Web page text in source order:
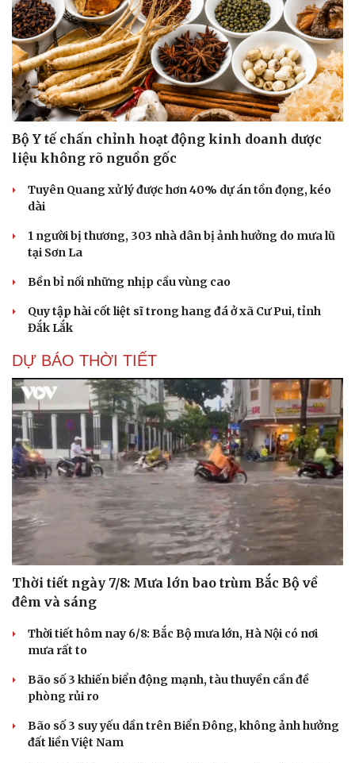
Du lịch
Tư vấn
Săn Tour
check-in
Podcast
Câu chuyện thời sự
Đọc truyện đêm khuya
Cửa sổ tình yêu
Kể chuyện cho bé
Hạt giống tâm hồn
Bộ Y tế chấn chỉnh hoạt động kinh doanh dược
liệu không rõ nguồn gốc
Tuyên Quang xử lý được hơn 40% dự án tồn đọng, kéo
dài
1 người bị thương, 303 nhà dân bị ảnh hưởng do mưa lũ
tại Sơn La
Bền bỉ nối những nhịp cầu vùng cao
Quy tập hài cốt liệt sĩ trong hang đá ở xã Cư Pui, tỉnh
Đắk Lắk
DỰ BÁO THỜI TIẾT
Thời tiết ngày 7/8: Mưa lớn bao trùm Bắc Bộ về
đêm và sáng
Thời tiết hôm nay 6/8: Bắc Bộ mưa lớn, Hà Nội có nơi
mưa rất to
Bão số 3 khiến biển động mạnh, tàu thuyền cần đề
phòng rủi ro
Bão số 3 suy yếu dần trên Biển Đông, không ảnh hưởng
đất liền Việt Nam